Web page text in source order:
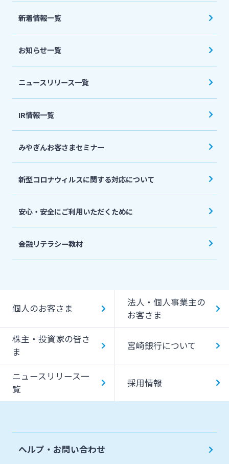
法人・個人事業主のお客さま
宮崎銀行について
ニュースリリース一覧
採用情報
お問い合わせ先一覧
新着情報一覧
お知らせ一覧
ニュースリリース一覧
IR情報一覧
みやぎんお客さまセミナー
新型コロナウィルスに関する対応について
安心・安全にご利用いただくために
金融リテラシー教材
個人のお客さま
法人・個人事業主の
お客さま
株主・投資家の皆さ
ま
宮崎銀行について
ニュースリリース一
覧
採用情報
ヘルプ・お問い合わせ